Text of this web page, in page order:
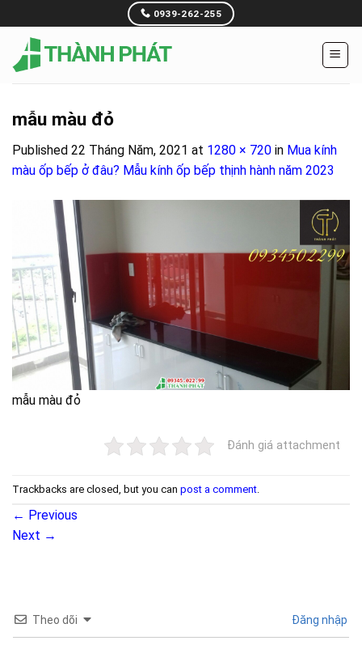
to
content
0939-262-255
mẫu màu đỏ
Published 22 Tháng Năm, 2021 at 1280 × 720 in Mua kính
màu ốp bếp ở đâu? Mẫu kính ốp bếp thịnh hành năm 2023
mẫu màu đỏ
Đánh giá attachment
Trackbacks are closed, but you can post a comment
← Previous
Next →
Theo dõi Đăng nhập